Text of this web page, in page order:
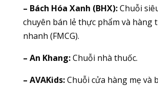
– Bách Hóa Xanh (BHX):Chuỗi
chuyên bán lẻ thực phẩm và hàng
nhanh (FMCG).
– An Khang:Chuỗi nhà thuốc.
– AVAKids:Chuỗi cửa hàng mẹ và